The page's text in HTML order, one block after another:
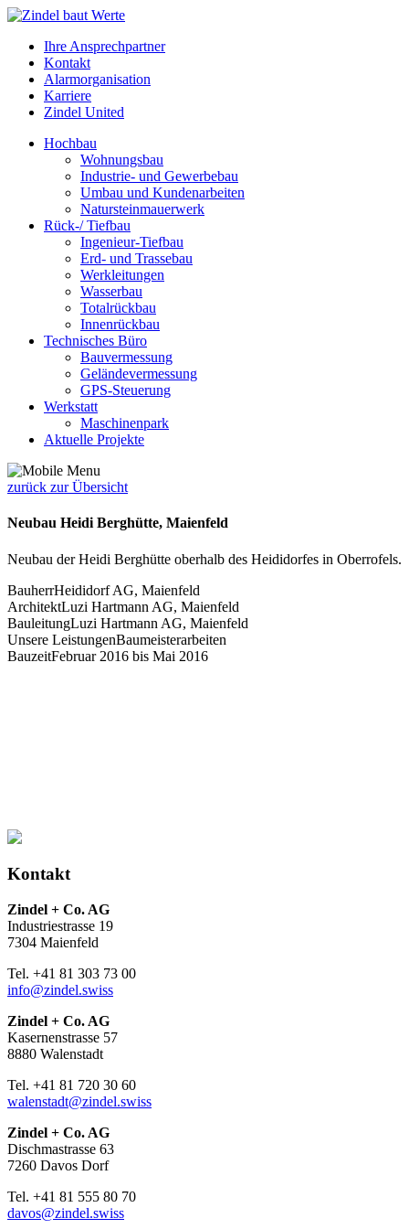
Ihre Ansprechpartner
Kontakt
Alarmorganisation
Karriere
Zindel United
Hochbau
Wohnungsbau
Industrie- und Gewerbebau
Umbau und Kundenarbeiten
Natursteinmauerwerk
Rück-/ Tiefbau
Ingenieur-Tiefbau
Erd- und Trassebau
Werkleitungen
Wasserbau
Totalrückbau
Innenrückbau
Technisches Büro
Bauvermessung
Geländevermessung
GPS-Steuerung
Werkstatt
Maschinenpark
Aktuelle Projekte
zurück zur Übersicht
Neubau Heidi Berghütte, Maienfeld
Neubau der Heidi Berghütte oberhalb des Heididorfes in Oberrofels.
BauherrHeididorf AG, Maienfeld
ArchitektLuzi Hartmann AG, Maienfeld
BauleitungLuzi Hartmann AG, Maienfeld
Unsere LeistungenBaumeisterarbeiten
BauzeitFebruar 2016 bis Mai 2016
Kontakt
Zindel + Co. AG
Industriestrasse 19
7304 Maienfeld
Tel. +41 81 303 73 00
info@zindel.swiss
Zindel + Co. AG
Kasernenstrasse 57
8880 Walenstadt
Tel. +41 81 720 30 60
walenstadt@zindel.swiss
Zindel + Co. AG
Dischmastrasse 63
7260 Davos Dorf
Tel. +41 81 555 80 70
davos@zindel.swiss